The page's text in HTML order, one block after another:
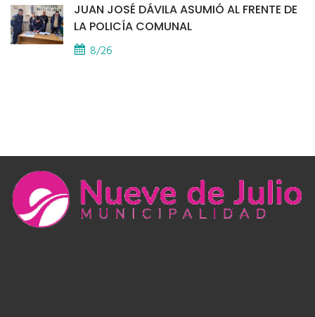
JUAN JOSÉ DÁVILA ASUMIÓ AL FRENTE DE
LA POLICÍA COMUNAL
8/26